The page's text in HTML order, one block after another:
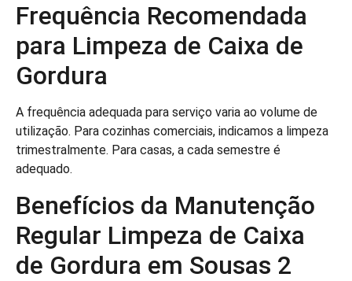
Frequência Recomendada
para Limpeza de Caixa de
Gordura
A frequência adequada para serviço varia ao volume de
utilização. Para cozinhas comerciais, indicamos a limpeza
trimestralmente. Para casas, a cada semestre é
adequado.
Benefícios da Manutenção
Regular Limpeza de Caixa
de Gordura em Sousas 2